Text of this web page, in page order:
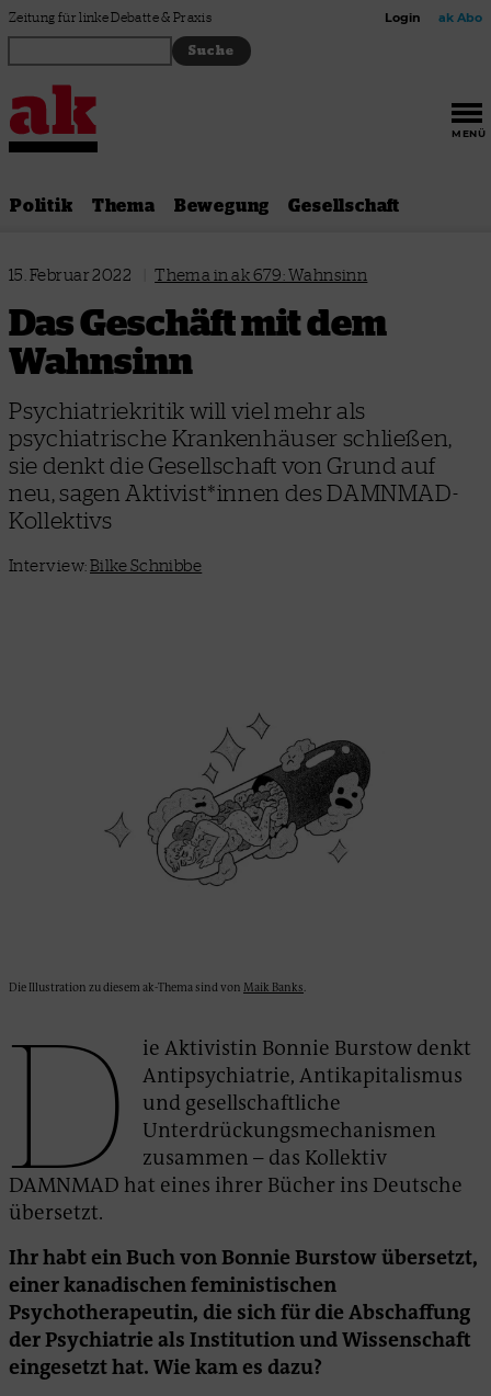
Zum Inhalt springen
Zeitung für linke Debatte & Praxis Login ak Abo
MENÜ
Politik Thema Bewegung Gesellschaft
15. Februar 2022 Thema in ak 679: Wahnsinn
Das Geschäft mit dem
Wahnsinn
Psychiatriekritik will viel mehr als
psychiatrische Krankenhäuser schließen,
sie denkt die Gesellschaft von Grund auf
neu, sagen Aktivist*innen des DAMNMAD-
Kollektivs
Interview:Bilke Schnibbe
Die Illustration zu diesem ak-Thema sind von Maik Banks.
D
ie Aktivistin Bonnie Burstow denkt
Antipsychiatrie, Antikapitalismus
und gesellschaftliche
Unterdrückungsmechanismen
zusammen – das Kollektiv
DAMNMAD hat eines ihrer Bücher ins Deutsche
übersetzt.
Ihr habt ein Buch von Bonnie Burstow übersetzt,
einer kanadischen feministischen
Psychotherapeutin, die sich für die Abschaffung
der Psychiatrie als Institution und Wissenschaft
eingesetzt hat. Wie kam es dazu?